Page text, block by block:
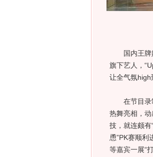
国内王牌娱
旗下艺人，
让全气氛high
在节目录制
热舞亮相，
技，就连颇有
恿”PK赛顺
等嘉宾一展“